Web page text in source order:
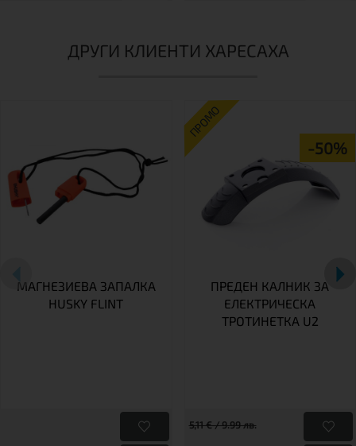
ДРУГИ КЛИЕНТИ ХАРЕСАХА
МАГНЕЗИЕВА ЗАПАЛКА
HUSKY FLINT
ПРОМО
-50%
ПРЕДЕН КАЛНИК ЗА
ЕЛЕКТРИЧЕСКА
ТРОТИНЕТКА U2
5,11 € / 9.99 лв.